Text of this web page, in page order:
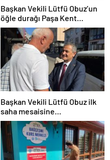
Başkan Vekili Lütfü Obuz’un
öğle durağı Paşa Kent
Lokantası oldu
Başkan Vekili Lütfü Obuz ilk
saha mesaisine
Bekirdere’den başladı